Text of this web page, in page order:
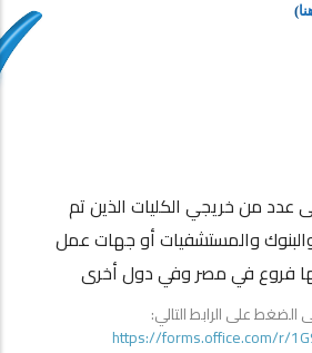
)
عدد من خريجي الكليات الذين تم
والمستشفيات أو جهات عمل
فروع في مصر وفي دول أخرى
الضغط على الرابط التالي:
https://forms.office.com/r/